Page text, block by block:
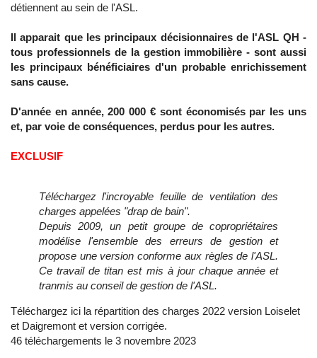
détiennent au sein de l'ASL.
Il apparait que les principaux décisionnaires de l'ASL QH -
tous professionnels de la gestion immobilière - sont aussi
les principaux bénéficiaires d'un probable enrichissement
sans cause.
D'année en année, 200 000 € sont économisés par les uns
et, par voie de conséquences, perdus pour les autres.
EXCLUSIF
Téléchargez l'incroyable feuille de ventilation des
charges appelées "drap de bain".
Depuis 2009, un petit groupe de copropriétaires
modélise l'ensemble des erreurs de gestion et
propose une version conforme aux règles de l'ASL.
Ce travail de titan est mis à jour chaque année et
tranmis au conseil de gestion de l'ASL.
Téléchargez ici la répartition des charges 2022 version Loiselet
et Daigremont et version corrigée.
46 téléchargements le 3 novembre 2023